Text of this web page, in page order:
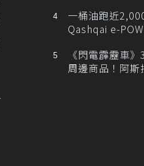
一桶油跑近
Qashqai e-
《閃電霹靂車
周邊商品！阿